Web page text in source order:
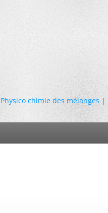
Physico chimie des mélanges|